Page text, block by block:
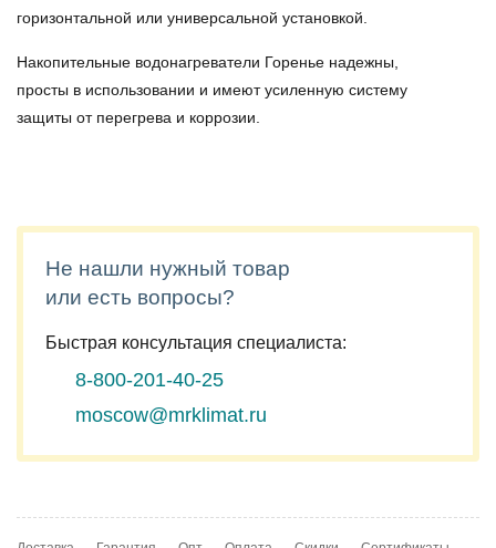
горизонтальной или универсальной установкой.
Накопительные водонагреватели Горенье надежны,
просты в использовании и имеют усиленную систему
защиты от перегрева и коррозии.
Не нашли нужный товар
или есть вопросы?
Быстрая консультация специалиста:
8-800-201-40-25
moscow@mrklimat.ru